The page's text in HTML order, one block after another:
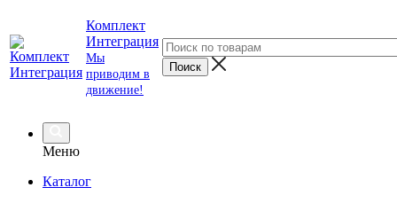
Комплект
Интеграция
Мы
приводим в
движение!
Меню
Каталог